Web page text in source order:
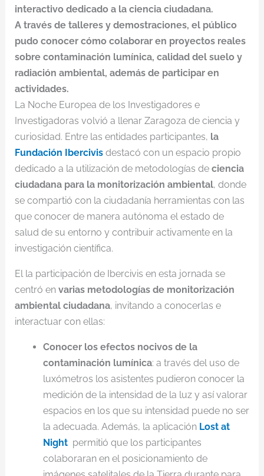
interactivo dedicado a la ciencia ciudadana.
A través de talleres y demostraciones, el público
pudo conocer cómo colaborar en proyectos reales
sobre contaminación lumínica, calidad del suelo y
radiación ambiental, además de participar en
actividades.
La Noche Europea de los Investigadores e
Investigadoras volvió a llenar Zaragoza de ciencia y
curiosidad. Entre las entidades participantes, la
Fundación Ibercivis destacó con un espacio propio
dedicado a la utilización de metodologías de ciencia
ciudadana para la monitorización ambiental, donde
se compartió con la ciudadanía herramientas con las
que conocer de manera autónoma el estado de
salud de su entorno y contribuir activamente en la
investigación científica.
El la participación de Ibercivis en esta jornada se
centró en varias metodologías de monitorización
ambiental ciudadana, invitando a conocerlas e
interactuar con ellas:
Conocer los efectos nocivos de la
contaminación lumínica: a través del uso de
luxómetros los asistentes pudieron conocer la
medición de la intensidad de la luz y así valorar
espacios en los que su intensidad puede no ser
la adecuada. Además, la aplicación Lost at
Nightpermitió que los participantes
colaboraran en el posicionamiento de